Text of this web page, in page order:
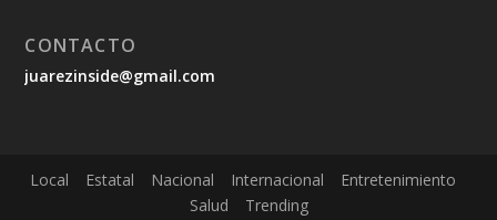
CONTACTO
juarezinside@gmail.com
Local Estatal Nacional Internacional
Entretenimiento
Salud
Trending